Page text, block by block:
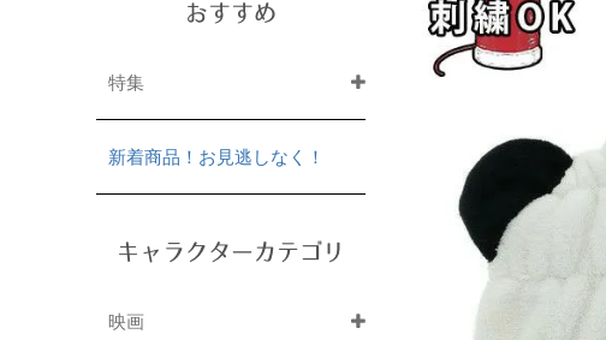
おすすめ
特集
新着商品！お見逃しなく！
キャラクターカテゴリ
映画